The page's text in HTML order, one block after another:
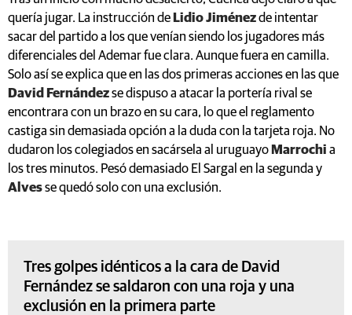
quería jugar. La instrucción de Lidio Jiménezde intentar
sacar del partido a los que venían siendo los jugadores más
diferenciales del Ademar fue clara. Aunque fuera en camilla.
Solo así se explica que en las dos primeras acciones en las que
David Fernándezse dispuso a atacar la portería rival se
encontrara con un brazo en su cara, lo que el reglamento
castiga sin demasiada opción a la duda con la tarjeta roja. No
dudaron los colegiados en sacársela al uruguayo Marrochi a
los tres minutos. Pesó demasiado El Sargal en la segunda y
Alvesse quedó solo con una exclusión.
Tres golpes idénticos a la cara de David
Fernández se saldaron con una roja y una
exclusión en la primera parte